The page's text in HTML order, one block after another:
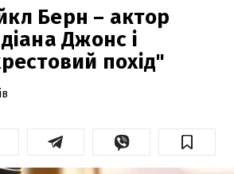
Берн – актор
Джонс і
похід"